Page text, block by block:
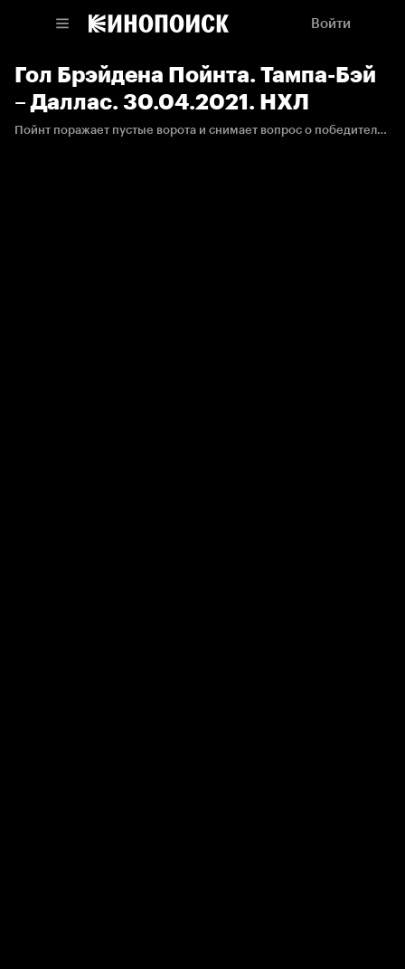
Войти
Гол Брэйдена Пойнта. Тампа-Бэй
– Даллас. 30.04.2021. НХЛ
Пойнт поражает пустые ворота и снимает вопрос о победителе. Результативный балл на свой счёт записал Андрей Василевский.